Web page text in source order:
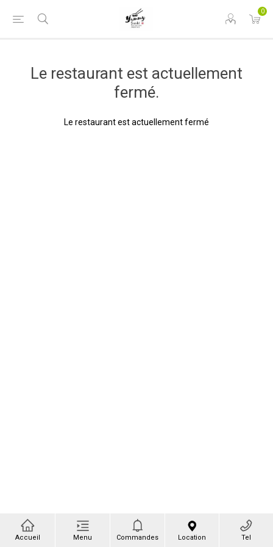
0
Le restaurant est actuellement
fermé.
Le restaurant est actuellement fermé
Accueil Menu Commandes Location Tel